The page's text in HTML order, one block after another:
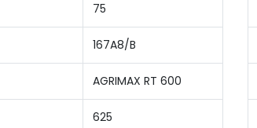
75
167A8/B
AGRIMAX RT 600
625